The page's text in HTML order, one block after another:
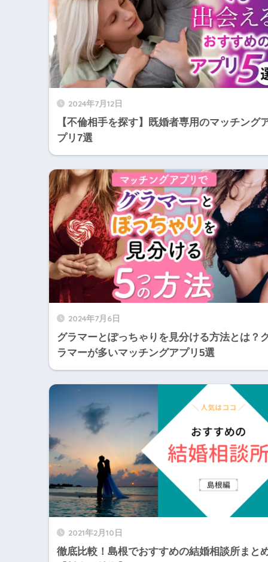
2024年7月12日
【不倫相手を探す】既婚者専用のマッチング
プリ7選
2024年7月6日
グラマーとぽっちゃりを見分ける方法とは？
ラマーが多いマッチングアプリ5選
2021年2月10日
徹底比較！島根でおすすめの結婚相談所まと